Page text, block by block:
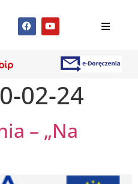
02-24
– „Na